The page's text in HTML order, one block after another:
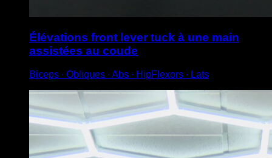
Élévations front lever tuck à une main
assistées au coude
Biceps ∙ Obliques ∙ Abs ∙ HipFlexors ∙ Lats